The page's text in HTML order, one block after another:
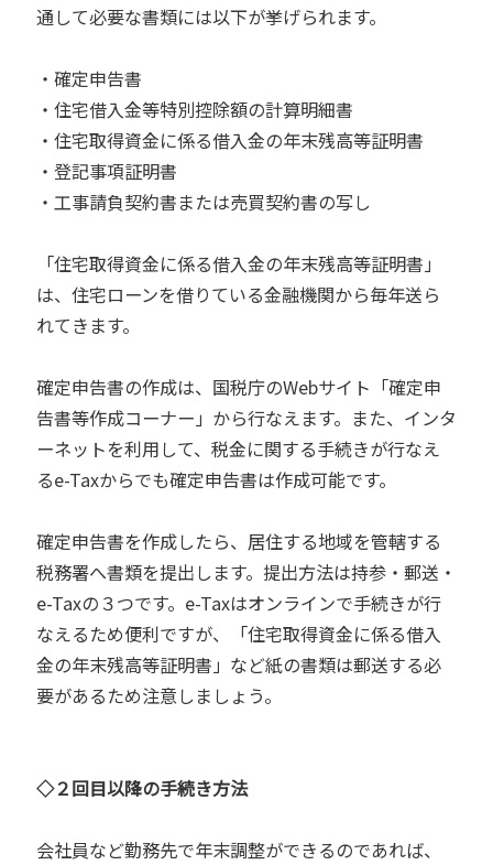
通して必要な書類には以下が挙げられます。
・確定申告書
・住宅借入金等特別控除額の計算明細書
・住宅取得資金に係る借入金の年末残高等証明書
・登記事項証明書
・工事請負契約書または売買契約書の写し
「住宅取得資金に係る借入金の年末残高等証明書」
は、住宅ローンを借りている金融機関から毎年送ら
れてきます。
確定申告書の作成は、国税庁のWebサイト「確定申
告書等作成コーナー」から行なえます。また、インタ
ーネットを利用して、税金に関する手続きが行なえ
るe-Taxからでも確定申告書は作成可能です。
確定申告書を作成したら、居住する地域を管轄する
税務署へ書類を提出します。提出方法は持参・郵送・
e-Taxの３つです。e-Taxはオンラインで手続きが行
なえるため便利ですが、「住宅取得資金に係る借入
金の年末残高等証明書」など紙の書類は郵送する必
要があるため注意しましょう。
◇２回目以降の手続き方法
会社員など勤務先で年末調整ができるのであれば、